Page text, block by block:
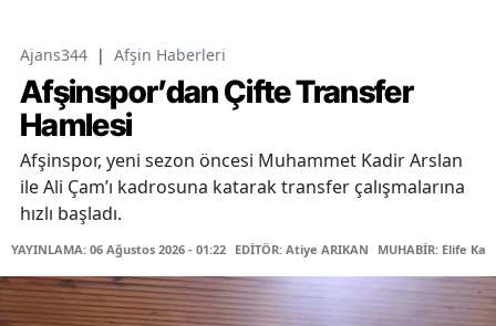
Ajans344 | Afşin Haberleri
Afşinspor’dan Çifte Transfer
Hamlesi
Afşinspor, yeni sezon öncesi Muhammet Kadir Arslan
ile Ali Çam’ı kadrosuna katarak transfer çalışmalarına
hızlı başladı.
YAYINLAMA: 06 Ağustos 2026 - 01:22 EDİTÖR: Atiye ARIKAN MUHABİR: Elife